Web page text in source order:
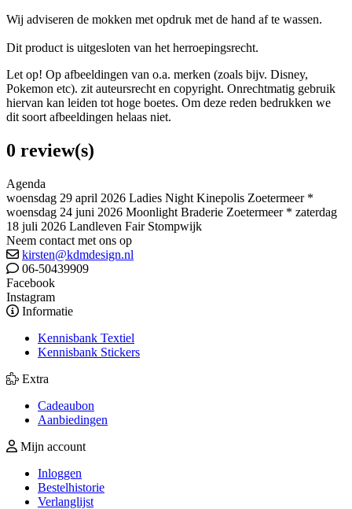
Wij adviseren de mokken met opdruk met de hand af te wassen.
Dit product is uitgesloten van het herroepingsrecht.
Let op! Op afbeeldingen van o.a. merken (zoals bijv. Disney,
Pokemon etc). zit auteursrecht en copyright. Onrechtmatig gebruik
hiervan kan leiden tot hoge boetes. Om deze reden bedrukken we
dit soort afbeeldingen helaas niet.
0 review(s)
Agenda
woensdag 29 april 2026 Ladies Night Kinepolis Zoetermeer *
woensdag 24 juni 2026 Moonlight Braderie Zoetermeer * zaterdag
18 juli 2026 Landleven Fair Stompwijk
Neem contact met ons op
kirsten@kdmdesign.nl
06-50439909
Facebook
Instagram
Informatie
Kennisbank Textiel
Kennisbank Stickers
Extra
Cadeaubon
Aanbiedingen
Mijn account
Inloggen
Bestelhistorie
Verlanglijst